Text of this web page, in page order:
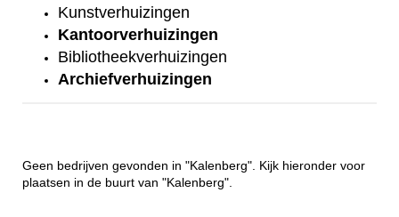
Kunstverhuizingen
Kantoorverhuizingen
Bibliotheekverhuizingen
Archiefverhuizingen
Geen bedrijven gevonden in "Kalenberg". Kijk hieronder voor
plaatsen in de buurt van "Kalenberg".